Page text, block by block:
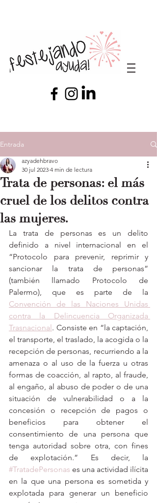
Entrada
Trata de personas: el más
cruel de los delitos contra
las mujeres.
azyadehbravo
30 jul 2023 4 min de lectura
La trata de personas es un delito
definido a nivel internacional en el
“Protocolo para prevenir, reprimir y
sancionar la trata de personas”
(también llamado Protocolo de
Convención de las Naciones Unidas
contra la Delincuencia Organizada
Trasnacional. Consiste en “la captación,
el transporte, el traslado, la acogida o la
recepción de personas, recurriendo a la
amenaza o al uso de la fuerza u otras
formas de coacción, al rapto, al fraude,
al engaño, al abuso de poder o de una
situación de vulnerabilidad o a la
concesión o recepción de pagos o
beneficios para obtener el
consentimiento de una persona que
tenga autoridad sobre otra, con fines
#TratadePersonas es una actividad ilícita
en la que una persona es sometida y
explotada para generar un beneficio